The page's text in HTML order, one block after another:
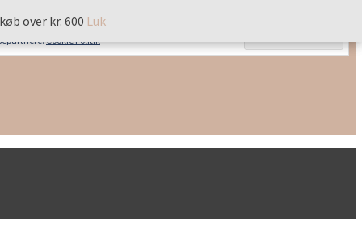
over kr. 600 Luk
over kr. 600 Luk
Cookie Politik